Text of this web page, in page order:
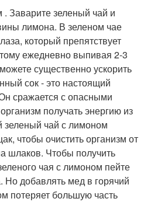
Заварите зеленый чай и
лимона. В зеленом чае
который препятствует
ежедневно выпивая 2-3
существенно ускорить
сок - это настоящий
сражается с опасными
получать энергию из
чай с лимоном
чтобы очистить организм от
шлаков. Чтобы получить
чая с лимоном пейте
Но добавлять мед в горячий
потеряет большую часть